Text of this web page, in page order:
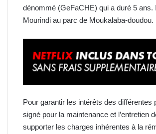
dénommé (GeFaCHE) qui a duré 5 ans.
Mourindi au parc de Moukalaba-doudou.
Pour garantir les intérêts des
signé pour la maintenance et l’entretien
supporter les charges inhérentes à la